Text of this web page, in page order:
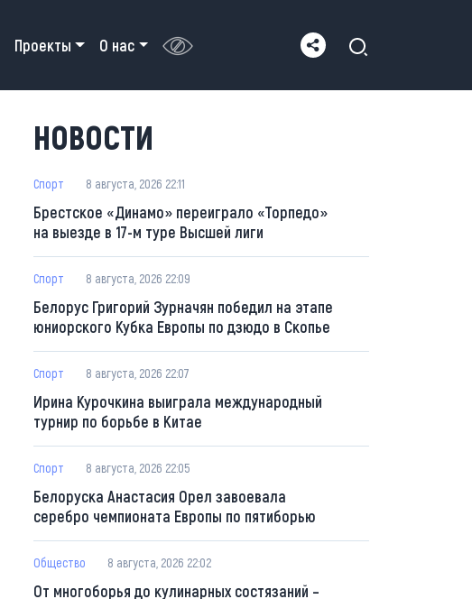
Проекты О нас
НОВОСТИ
Спорт 8 августа, 2026 22:11
Брестское «Динамо» переиграло «Торпедо»
на выезде в 17-м туре Высшей лиги
Спорт 8 августа, 2026 22:09
Белорус Григорий Зурначян победил на этапе
юниорского Кубка Европы по дзюдо в Скопье
Спорт 8 августа, 2026 22:07
Ирина Курочкина выиграла международный
турнир по борьбе в Китае
Спорт 8 августа, 2026 22:05
Белоруска Анастасия Орел завоевала
серебро чемпионата Европы по пятиборью
Общество 8 августа, 2026 22:02
От многоборья до кулинарных состязаний –